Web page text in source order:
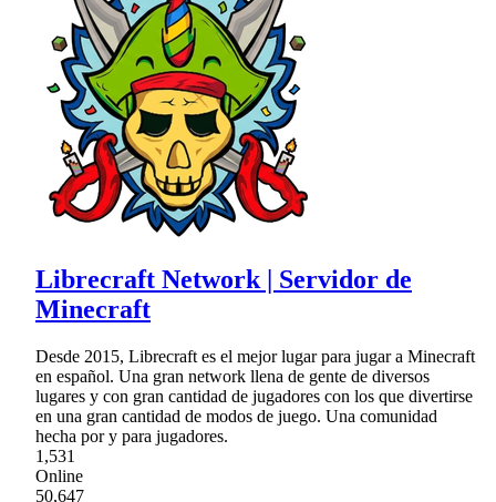
Librecraft Network | Servidor de
Minecraft
Desde 2015, Librecraft es el mejor lugar para jugar a Minecraft
en español. Una gran network llena de gente de diversos
lugares y con gran cantidad de jugadores con los que divertirse
en una gran cantidad de modos de juego. Una comunidad
hecha por y para jugadores.
1,531
Online
50,647